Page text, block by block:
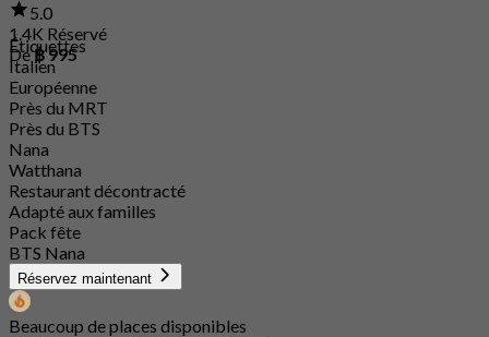
5.0
1.4K Réservé
De฿ 995
Étiquettes
Italien
Européenne
Près du MRT
Près du BTS
Nana
Watthana
Restaurant décontracté
Adapté aux familles
Pack fête
BTS Nana
Réservez maintenant
Beaucoup de places disponibles